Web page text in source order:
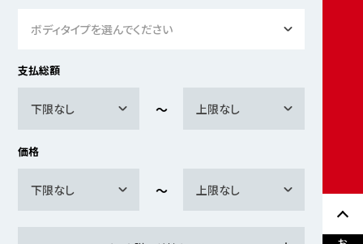
ボディタイプを選んでください
支払総額
下限なし 上限なし
価格
下限なし 上限なし